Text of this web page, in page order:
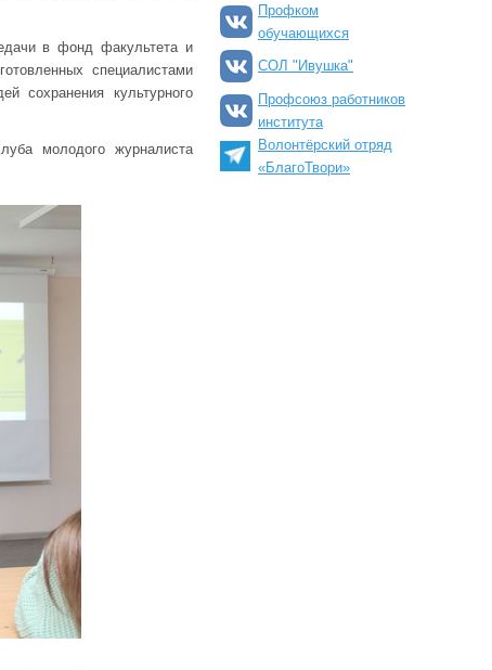
в фонд факультета и
специалистами
сохранения культурного
молодого журналиста
Профком
обучающихся
СОЛ "Ивушка"
Профсоюз работников
института
Волонтёрский отряд
«БлагоТвори»